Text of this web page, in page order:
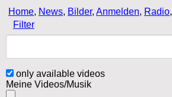
Home, News, Bilder, Anmelden, Radio,
Filter
only available videos
Meine Videos/Musik